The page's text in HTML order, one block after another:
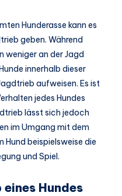
Hunderasse kann es
geben. Während
weniger an der Jagd
innerhalb dieser
aufweisen. Es ist
jedes Hundes
lässt sich jedoch
im Umgang mit dem
Hund beispielsweise die
und Spiel.
Hundes